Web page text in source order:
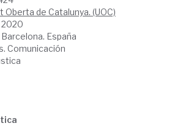
Oberta de Catalunya. (UOC)
2020
Barcelona. España
Comunicación